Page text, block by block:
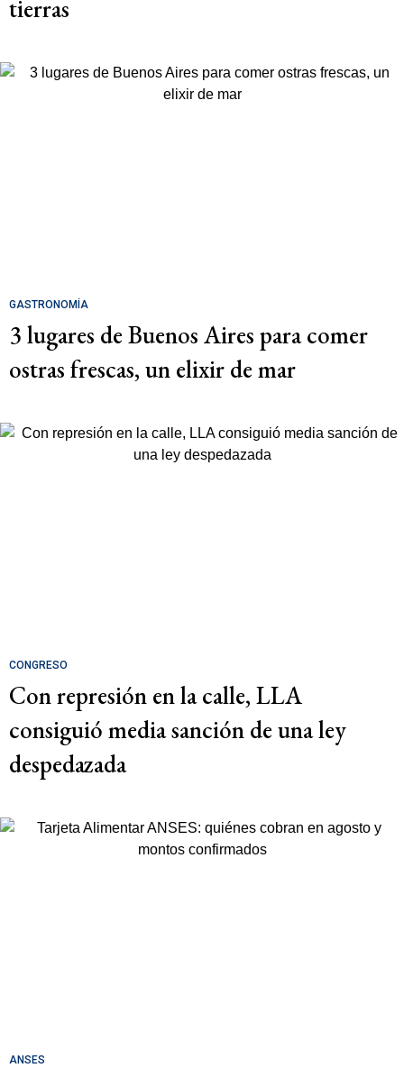
tierras
GASTRONOMÍA
3 lugares de Buenos Aires para comer
ostras frescas, un elixir de mar
CONGRESO
Con represión en la calle, LLA
consiguió media sanción de una ley
despedazada
ANSES